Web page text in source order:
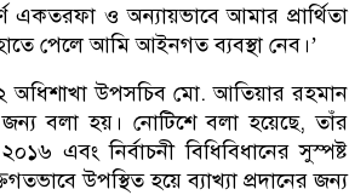
ও অন্যায়ভাবে আমার প্রার্থিতা
পেলে আমি আইনগত ব্যবস্থা নেব।’
অধিশাখা উপসচিব মো. আতিয়ার রহমান
বলা হয়। নোটিশে বলা হয়েছে, তাঁর
এবং নির্বাচনী বিধিবিধানের সুস্পষ্ট
উপস্থিত হয়ে ব্যাখ্যা প্রদানের জন্য